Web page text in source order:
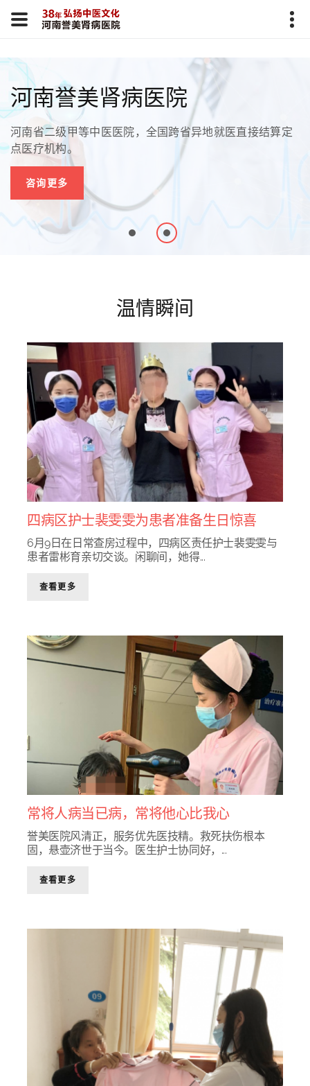
河南誉美肾病医院
河南省二级甲等中医医院，全国跨省异地就医直接结算定
点医疗机构。
咨询更多
温情瞬间
四病区护士裴雯雯为患者准备生日惊喜
6月9日在日常查房过程中，四病区责任护士裴雯雯与
患者雷彬育亲切交谈。闲聊间，她得...
查看更多
常将人病当已病，常将他心比我心
誉美医院风清正，服务优先医技精。救死扶伤根本
固，悬壶济世于当今。医生护士协同好，...
查看更多